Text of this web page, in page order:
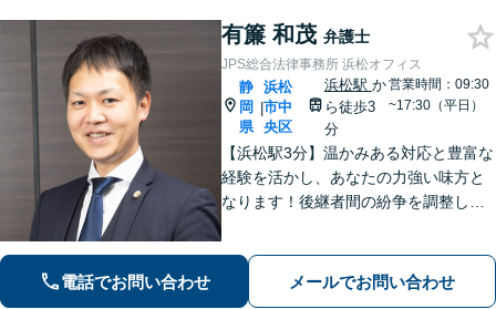
有簾 和茂 弁護士
JPS総合法律事務所 浜松オフィス
静
岡
県
|
浜松
市中
央区
浜松駅 か
ら徒歩3
分
営業時間：09:30
~17:30（平日）
【浜松駅3分】温かみある対応と豊富な
経験を活かし、あなたの力強い味方と
なります！後継者間の紛争を調整し、
浜松の企業を支援します。医療／運送
／介護／建設ほか【休日・夜間相談
電話でお問い合わせ メールでお問い合わせ